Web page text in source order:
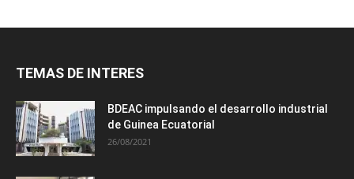
TEMAS DE INTERES
BDEAC impulsando el desarrollo industrial
de Guinea Ecuatorial
26/08/2021